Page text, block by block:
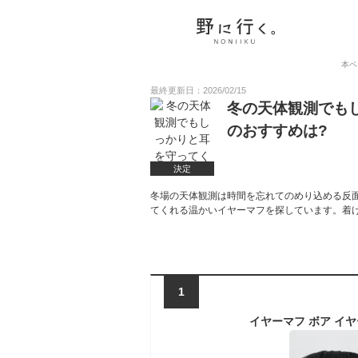
本
最終更新日：2026/02/15
決定
冬の天体観測でも
のおすすめは?
冬場の天体観測は時間を忘れてのめり込める
てくれる温かいイヤーマフを探しています。
1